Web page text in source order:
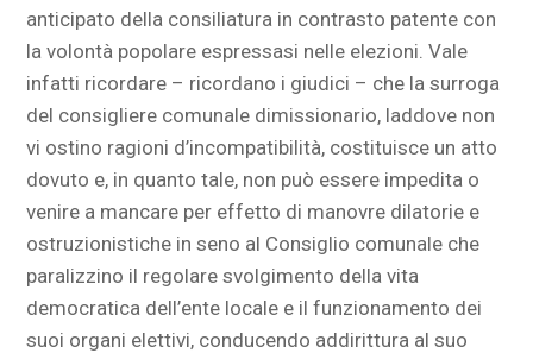
anticipato della consiliatura in contrasto patente con
la volontà popolare espressasi nelle elezioni. Vale
infatti ricordare – ricordano i giudici – che la surroga
del consigliere comunale dimissionario, laddove non
vi ostino ragioni d’incompatibilità, costituisce un atto
dovuto e, in quanto tale, non può essere impedita o
venire a mancare per effetto di manovre dilatorie e
ostruzionistiche in seno al Consiglio comunale che
paralizzino il regolare svolgimento della vita
democratica dell’ente locale e il funzionamento dei
suoi organi elettivi, conducendo addirittura al suo